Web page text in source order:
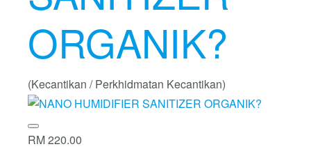
ORGANIK?
(Kecantikan / Perkhidmatan Kecantikan)
RM 220.00